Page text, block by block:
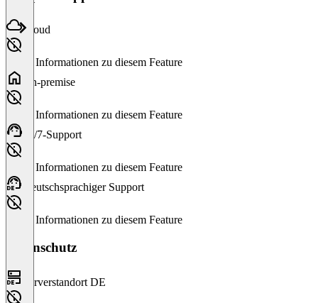
Cloud
Keine Informationen zu diesem Feature
On-premise
Keine Informationen zu diesem Feature
24/7-Support
Keine Informationen zu diesem Feature
Deutschsprachiger Support
Keine Informationen zu diesem Feature
Datenschutz
Serverstandort DE